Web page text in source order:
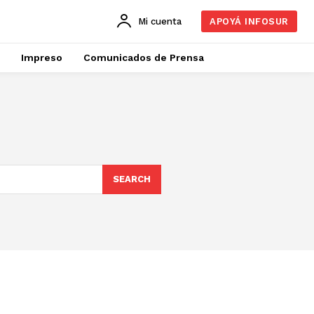
Mi cuenta APOYÁ INFOSUR
Impreso Comunicados de Prensa
SEARCH